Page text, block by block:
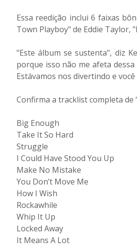
Essa reedição inclui 6 faixas
Town Playboy" de Eddie Taylor,
"Este álbum se sustenta", diz
porque isso não me afeta
Estávamos nos divertindo e
Confirma a tracklist completa de
Big Enough
Take It So Hard
Struggle
I Could Have Stood You Up
Make No Mistake
You Don’t Move Me
How I Wish
Rockawhile
Whip It Up
Locked Away
It Means A Lot